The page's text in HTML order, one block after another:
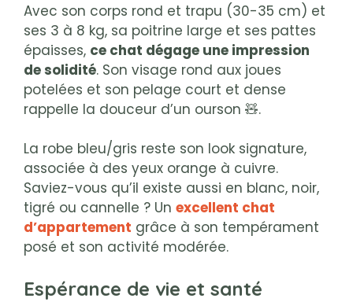
Avec son corps rond et trapu (30-35 cm) et
ses 3 à 8 kg, sa poitrine large et ses pattes
épaisses, ce chat dégage une impression
de solidité. Son visage rond aux joues
potelées et son pelage court et dense
rappelle la douceur d’un ourson 🧸.
La robe bleu/gris reste son look signature,
associée à des yeux orange à cuivre.
Saviez-vous qu’il existe aussi en blanc, noir,
tigré ou cannelle ? Un excellent chat
d’appartement grâce à son tempérament
posé et son activité modérée.
Espérance de vie et santé